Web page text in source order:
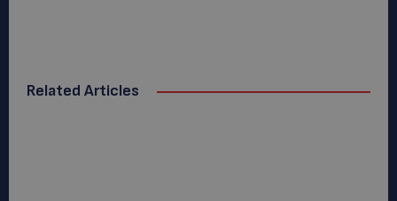
Related Articles